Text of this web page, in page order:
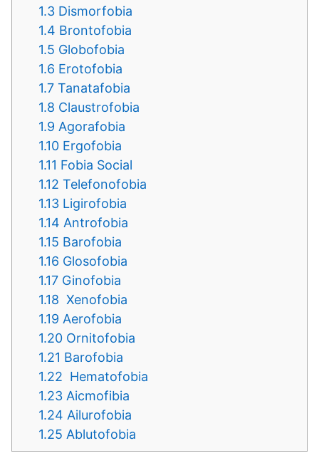
1.3 Dismorfobia
1.4 Brontofobia
1.5 Globofobia
1.6 Erotofobia
1.7 Tanatafobia
1.8 Claustrofobia
1.9 Agorafobia
1.10 Ergofobia
1.11 Fobia Social
1.12 Telefonofobia
1.13 Ligirofobia
1.14 Antrofobia
1.15 Barofobia
1.16 Glosofobia
1.17 Ginofobia
1.18 Xenofobia
1.19 Aerofobia
1.20 Ornitofobia
1.21 Barofobia
1.22 Hematofobia
1.23 Aicmofibia
1.24 Ailurofobia
1.25 Ablutofobia